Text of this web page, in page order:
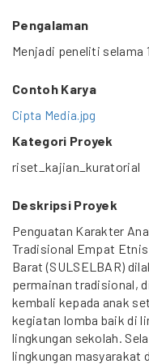
Pengalaman
Menjadi peneliti selama
Contoh Karya
Cipta Media.jpg
Kategori Proyek
riset_kajian_kuratorial
Deskripsi Proyek
Penguatan Karakter
Tradisional Empat
Barat (SULSELBAR)
permainan tradisional,
kembali kepada anak
kegiatan lomba baik di
lingkungan sekolah.
lingkungan masyarakat